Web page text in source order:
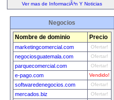
Ver mas de InformaciÃ³n Y Noticias
Negocios
Nombre de dominio Precio
marketingcomercial.com Ofertar!
negociosguatemala.com Ofertar!
parquecomercial.com Ofertar!
e-pago.com Vendido!
softwaredenegocios.com Ofertar!
mercados.biz Ofertar!